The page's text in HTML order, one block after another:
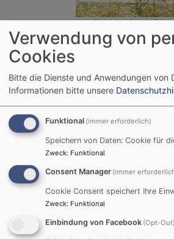
Bildrechte Evang.
Jugendbildungshaus
Reit im Winkl
Bei Anfragen wenden Sie
Evang. Jugend im Dekanat
Martin-Luther-
83278 Traunstein
Tel. 0861 / 989 67
Verwendung von
Cookies
Bitte die Dienste und Anwendungen
Informationen bitte unsere
Funktional (immer erforderlich)
Speichern von Daten: Cookie für
Zweck: Funktional
Consent Manager (immer
Cookie Consent speichert Ihre
Zweck: Funktional
Einbindung von Facebook (Opt-Out)